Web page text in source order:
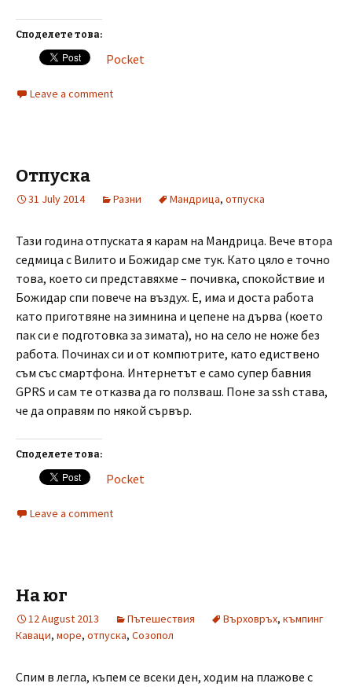
Споделете това:
Pocket
Leave a comment
Отпуска
31 July 2014 Разни Мандрица, отпуска
Тази година отпуската я карам на Мандрица. Вече втора
седмица с Вилито и Божидар сме тук. Като цяло е точно
това, което си представяхме – почивка, спокойствие и
Божидар спи повече на въздух. Е, има и доста работа
като приготвяне на зимнина и цепене на дърва (което
пак си е подготовка за зимата), но на село не ноже без
работа. Починах си и от компютрите, като едиствено
съм със смартфона. Интернетът е само супер бавния
GPRS и сам те отказва да го ползваш. Поне за ssh става,
че да оправям по някой сървър.
Споделете това:
Pocket
Leave a comment
На юг
12 August 2013 Пътешествия Върховръх, къмпинг
Каваци, море, отпуска, Созопол
Спим в легла, къпем се всеки ден, ходим на плажове с